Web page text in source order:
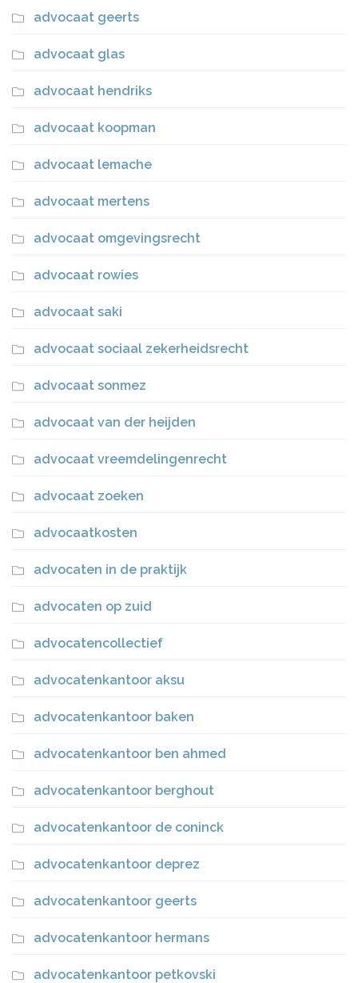
advocaat geerts
advocaat glas
advocaat hendriks
advocaat koopman
advocaat lemache
advocaat mertens
advocaat omgevingsrecht
advocaat rowies
advocaat saki
advocaat sociaal zekerheidsrecht
advocaat sonmez
advocaat van der heijden
advocaat vreemdelingenrecht
advocaat zoeken
advocaatkosten
advocaten in de praktijk
advocaten op zuid
advocatencollectief
advocatenkantoor aksu
advocatenkantoor baken
advocatenkantoor ben ahmed
advocatenkantoor berghout
advocatenkantoor de coninck
advocatenkantoor deprez
advocatenkantoor geerts
advocatenkantoor hermans
advocatenkantoor petkovski